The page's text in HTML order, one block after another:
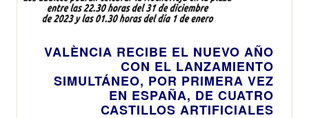
VALÈNCIA RECIBE EL NUEVO AÑO
CON EL LANZAMIENTO
SIMULTÁNEO, POR PRIMERA VEZ
EN ESPAÑA, DE CUATRO
CASTILLOS ARTIFICIALES